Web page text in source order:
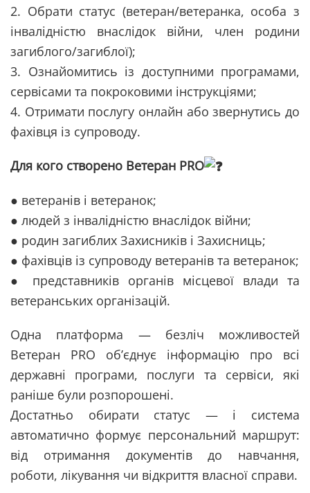
2. Обрати статус (ветеран/ветеранка, особа з
інвалідністю внаслідок війни, член родини
загиблого/загиблої);
3. Ознайомитись із доступними програмами,
сервісами та покроковими інструкціями;
4. Отримати послугу онлайн або звернутись до
фахівця із супроводу.
Для кого створено Ветеран PRO
● ветеранів і ветеранок;
● людей з інвалідністю внаслідок війни;
● родин загиблих Захисників і Захисниць;
● фахівців із супроводу ветеранів та ветеранок;
● представників органів місцевої влади та
ветеранських організацій.
Одна платформа — безліч можливостей
Ветеран PRO об’єднує інформацію про всі
державні програми, послуги та сервіси, які
раніше були розпорошені.
Достатньо обирати статус — і система
автоматично формує персональний маршрут:
від отримання документів до навчання,
роботи, лікування чи відкриття власної справи.